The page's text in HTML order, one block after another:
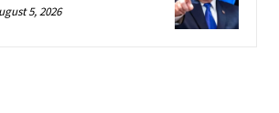
5, 2026